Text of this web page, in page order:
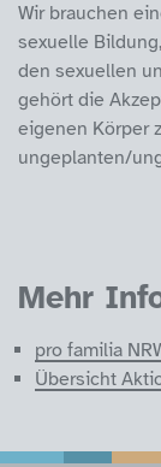
Wir brauchen
sexuelle
den sexuellen
gehört die
eigenen Körper
ungeplanten/
Mehr
pro familia
Übersicht